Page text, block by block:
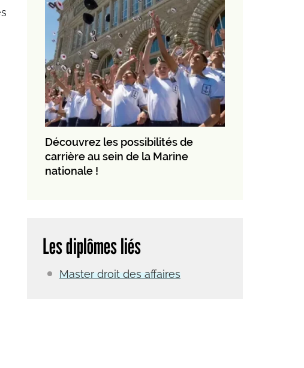
Découvrez les possibilités de
carrière au sein de la Marine
nationale !
Les diplômes liés
Master droit des affaires